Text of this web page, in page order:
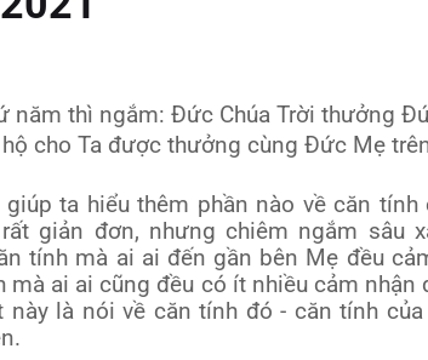
năm thì ngắm: Đức Chúa Trời thưởng
cho Ta được thưởng cùng Đức Mẹ
ta hiểu thêm phần nào về căn tính
giản đơn, nhưng chiêm ngắm sâu
tính mà ai ai đến gần bên Mẹ đều
ai ai cũng đều có ít nhiều cảm nhận
này là nói về căn tính đó - căn tính